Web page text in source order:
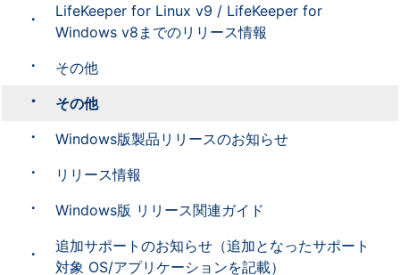
LifeKeeper for Linux v9 / LifeKeeper for
Windows v8までのリリース情報
その他
その他
Windows版製品リリースのお知らせ
リリース情報
Windows版 リリース関連ガイド
追加サポートのお知らせ（追加となったサポート
対象 OS/アプリケーションを記載）